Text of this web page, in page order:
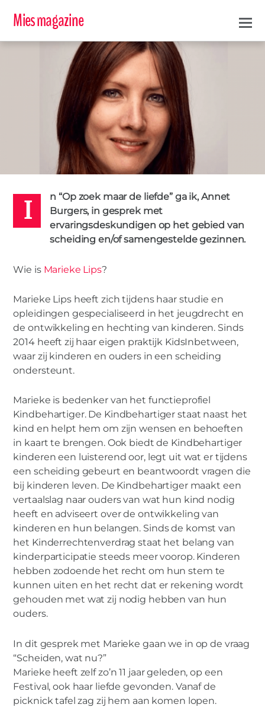
Mies magazine
ANNET 16 JUNI 2021
KINDBEHARTIGER KINDEREN MIESMAGAZINE
IN DE KIJKER,PODCASTS
nu? In gesprek met Marieke Lips
I
n “Op zoek maar de liefde” ga ik, Annet
Burgers, in gesprek met
ervaringsdeskundigen op het gebied van
scheiding en/of samengestelde gezinnen.
Wie is Marieke Lips?
Marieke Lips heeft zich tijdens haar studie en
opleidingen gespecialiseerd in het jeugdrecht en
de ontwikkeling en hechting van kinderen. Sinds
2014 heeft zij haar eigen praktijk KidsInbetween,
waar zij kinderen en ouders in een scheiding
ondersteunt.
Marieke is bedenker van het functieprofiel
Kindbehartiger. De Kindbehartiger staat naast het
kind en helpt hem om zijn wensen en behoeften
in kaart te brengen. Ook biedt de Kindbehartiger
kinderen een luisterend oor, legt uit wat er tijdens
een scheiding gebeurt en beantwoordt vragen die
bij kinderen leven. De Kindbehartiger maakt een
vertaalslag naar ouders van wat hun kind nodig
heeft en adviseert over de ontwikkeling van
kinderen en hun belangen. Sinds de komst van
het Kinderrechtenverdrag staat het belang van
kinderparticipatie steeds meer voorop. Kinderen
hebben zodoende het recht om hun stem te
kunnen uiten en het recht dat er rekening wordt
gehouden met wat zij nodig hebben van hun
ouders.
In dit gesprek met Marieke gaan we in op de vraag
“Scheiden, wat nu?”
Marieke heeft zelf zo’n 11 jaar geleden, op een
Festival, ook haar liefde gevonden. Vanaf de
picknick tafel zag zij hem aan komen lopen.